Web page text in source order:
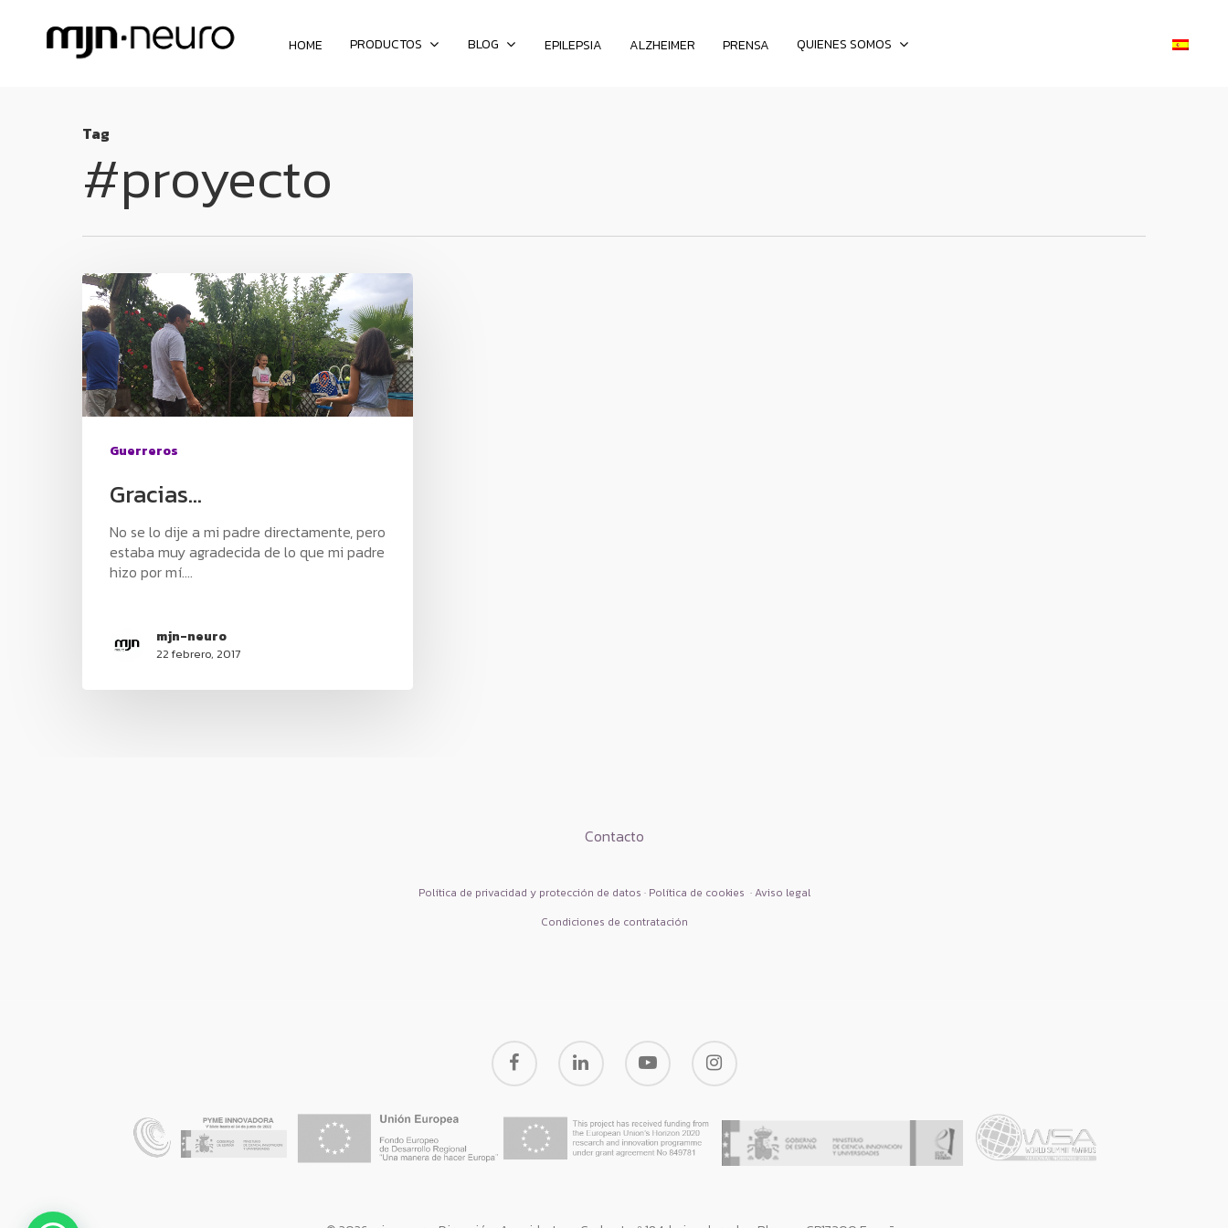
HOME PRODUCTOS BLOG EPILEPSIA ALZHEIMER PRENSA QUIENES SOMOS
Tag
#proyecto
Guerreros
Gracias…
No se lo dije a mi padre directamente, pero
estaba muy agradecida de lo que mi padre
hizo por mí.…
mjn-neuro
22 febrero, 2017
Contacto
Política de privacidad y protección de datos · Política de cookies ·Aviso legal
Condiciones de contratación